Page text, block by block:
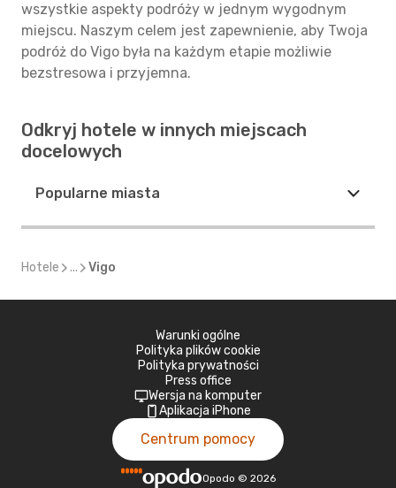
wszystkie aspekty podróży w jednym wygodnym
miejscu. Naszym celem jest zapewnienie, aby Twoja
podróż do Vigo była na każdym etapie możliwie
bezstresowa i przyjemna.
Odkryj hotele w innych miejscach
docelowych
Popularne miasta
Hotele ... Vigo
Warunki ogólne
Polityka plików cookie
Polityka prywatności
Press office
Wersja na komputer
Aplikacja iPhone
Centrum pomocy
Opodo © 2026